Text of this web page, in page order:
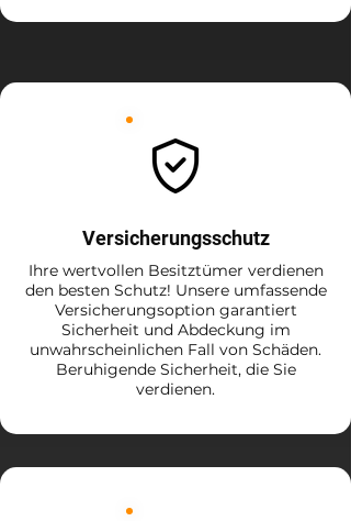
Versicherungsschutz
Ihre wertvollen Besitztümer verdienen
den besten Schutz! Unsere umfassende
Versicherungsoption garantiert
Sicherheit und Abdeckung im
unwahrscheinlichen Fall von Schäden.
Beruhigende Sicherheit, die Sie
verdienen.